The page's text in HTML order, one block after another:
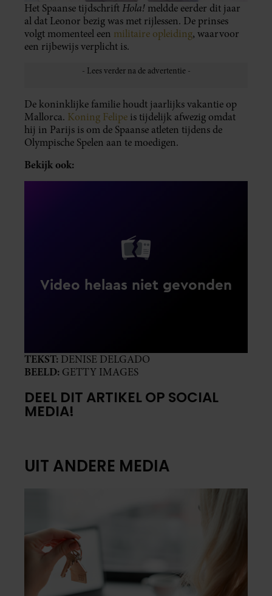
Het Spaanse tijdschrift Hola! meldde eerder dit jaar
al dat Leonor bezig was met rijlessen. De prinses
volgt momenteel een militaire opleiding, waarvoor
een rijbewijs verplicht is.
De koninklijke familie houdt jaarlijks vakantie op
Mallorca. Koning Felipe is tijdelijk afwezig omdat
hij in Parijs is om de Spaanse atleten tijdens de
Olympische Spelen aan te moedigen.
Bekijk ook:
TEKST: DENISE DELGADO
BEELD: GETTY IMAGES
DEEL DIT ARTIKEL OP SOCIAL
MEDIA!
UIT ANDERE MEDIA